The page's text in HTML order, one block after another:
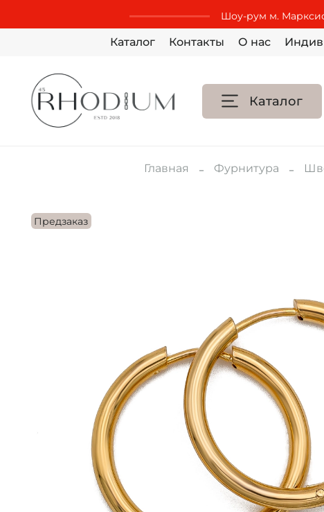
Шоу-рум м.
Каталог Контакты О нас
Каталог
Главная Фурнитура
Предзаказ